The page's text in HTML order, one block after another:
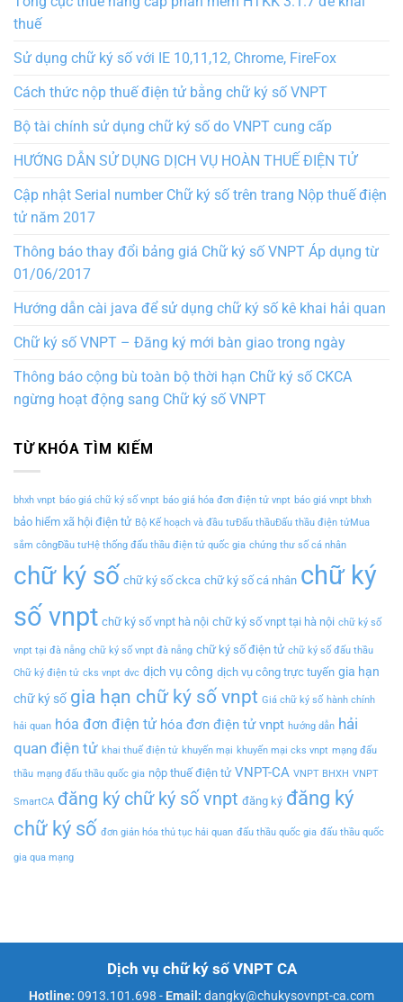
thuế
Sử dụng chữ ký số với IE 10,11,12, Chrome, FireFox
Cách thức nộp thuế điện tử bằng chữ ký số VNPT
Bộ tài chính sử dụng chữ ký số do VNPT cung cấp
HƯỚNG DẪN SỬ DỤNG DỊCH VỤ HOÀN THUẾ ĐIỆN TỬ
Cập nhật Serial number Chữ ký số trên trang Nộp thuế điện
tử năm 2017
Thông báo thay đổi bảng giá Chữ ký số VNPT Áp dụng từ
01/06/2017
Hướng dẫn cài java để sử dụng chữ ký số kê khai hải quan
Chữ ký số VNPT – Đăng ký mới bàn giao trong ngày
Thông báo cộng bù toàn bộ thời hạn Chữ ký số CKCA
ngừng hoạt động sang Chữ ký số VNPT
TỪ KHÓA TÌM KIẾM
bhxh vnpt báo giá chữ ký số vnpt báo giá hóa đơn điện tử vnpt báo giá vnpt bhxh
bảo hiểm xã hội điện tử Bộ Kế hoạch và đầu tưĐấu thầuĐấu thầu điện tửMua
sắm côngĐầu tưHệ thống đấu thầu điện tử quốc gia chứng thư số cá nhân
chữ ký số chữ ký số ckca chữ ký số cá nhân chữ ký
số vnpt chữ ký số vnpt hà nội chữ ký số vnpt tại hà nội chữ ký số
vnpt tại đà nẵng chữ ký số vnpt đà nẵng chữ ký số điện tử chữ ký số đấu thầu
Chữ ký điện tử cks vnpt dvc dịch vụ công dịch vụ công trực tuyến gia hạn
chữ ký số gia hạn chữ ký số vnpt Giá chữ ký số hành chính
hải quan hóa đơn điện tử hóa đơn điện tử vnpt hướng dẫn hải
quan điện tử khai thuế điện tử khuyến mại khuyến mại cks vnpt mạng đấu
thầu mạng đấu thầu quốc gia nộp thuế điện tử VNPT-CA VNPT BHXH VNPT
SmartCA đăng ký chữ ký số vnpt đăng ký đăng ký
chữ ký số đơn giản hóa thủ tục hải quan đấu thầu quốc gia đấu thầu quốc
gia qua mạng
Dịch vụ chữ ký số VNPT CA
Hotline: 0913.101.698 - Email: dangky@chukysovnpt-ca.com